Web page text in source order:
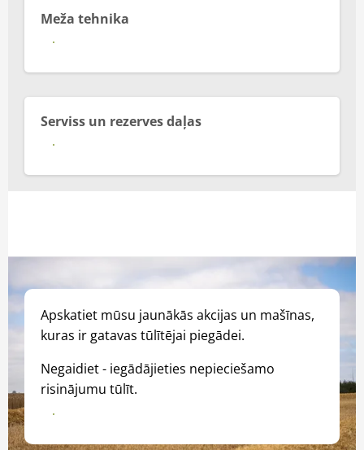
Meža tehnika
Vairāk
Serviss un rezerves daļas
Vairāk
Apskatiet mūsu jaunākās akcijas un mašīnas,
kuras ir gatavas tūlītējai piegādei.
Negaidiet - iegādājieties nepieciešamo
risinājumu tūlīt.
Apskatīt visas akcijas